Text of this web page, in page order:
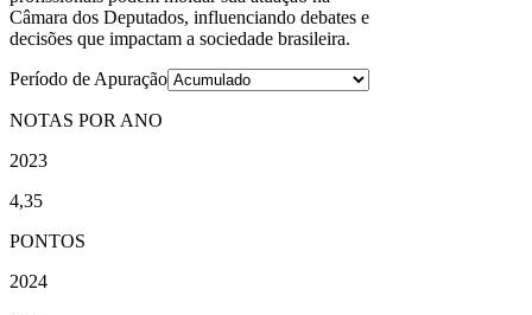
Câmara dos Deputados, influenciando debates e
decisões que impactam a sociedade brasileira.
Período de Apuração
NOTAS POR ANO
2023
4,35
PONTOS
2024